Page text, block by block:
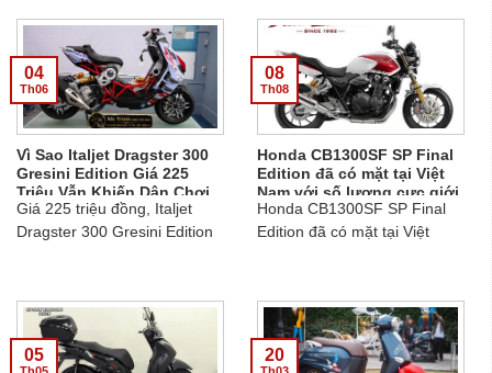
Green - Sapphire và
Sapphire Green....
279, 288, 068, giao từ 01/10
đến 30/12/2026....
Vì Sao Italjet Dragster 300
Gresini Edition Giá 225
Triệu Vẫn Khiến Dân Chơi
Xe Săn Đón?
Giá 225 triệu đồng, Italjet
Dragster 300 Gresini Edition
cáo, ISS, phuộc Ohlins,
phanh Brembo và số lượng
giới hạn chỉ khoảng 40 xe về
04
Th06
Honda CB1300SF SP Final
Edition đã có mặt tại Việt
Nam với số lượng cực giới
hạn
Honda CB1300SF SP Final
Edition đã có mặt tại Việt
của một biểu tượng mô tô
không thể bỏ qua dành cho
các tín đồ mê xe phân khối
08
Th08
05 20